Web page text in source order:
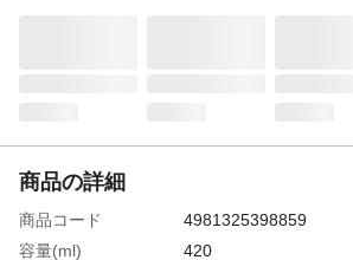
商品の詳細
商品コード
4981325398859
容量(ml)
420